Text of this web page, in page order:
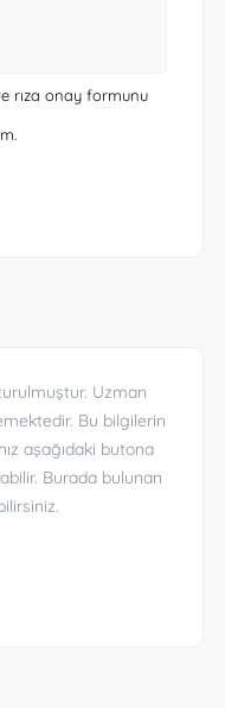
rıza onay formunu
Uzman
Bu bilgilerin
aşağıdaki butona
Burada bulunan